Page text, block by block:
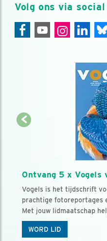
Volg ons via social
Ontvang 5 x
Vogels is het tijdschrift
prachtige fotoreportages
Met jouw lidmaatschap
WORD LID